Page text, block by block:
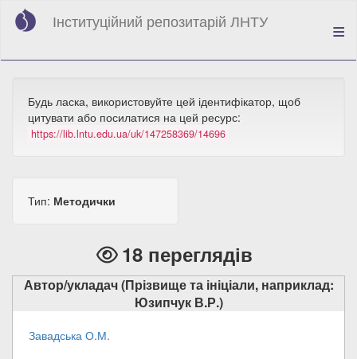
Перейти
вмісту
Інституційний репозитарій ЛНТУ
Будь ласка, використовуйте цей ідентифікатор, щоб
цитувати або посилатися на цей ресурс:
https://lib.lntu.edu.ua/uk/147258369/14696
Тип: Методички
18 переглядів
Автор/укладач (Прізвище та ініціали, наприклад:
Юзипчук В.Р.)
Завадська О.М.